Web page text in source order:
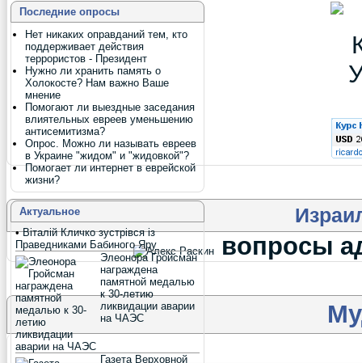
вопросы
Последние опросы
Нет никаких оправданий тем, кто
поддерживает действия
террористов - Президент
Нужно ли хранить память о
Холокосте? Нам важно Ваше
мнение
Помогают ли выездные заседания
влиятельных евреев уменьшению
антисемитизма?
Опрос. Можно ли называть евреев
в Украине "жидом" и "жидовкой"?
Помогает ли интернет в еврейской
жизни?
Актуальное
•Віталій Кличко зустрівся із
Праведниками Бабиного Яру
Элеонора Гройсман
награждена
памятной медалью
к 30-летию
ликвидации аварии
на ЧАЭС
Газета Верховной